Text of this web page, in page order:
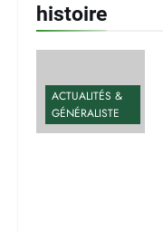
histoire
ACTUALITÉS &
GÉNÉRALISTE